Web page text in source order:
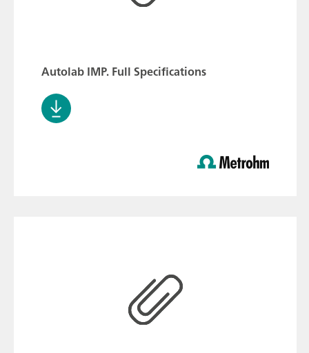
Autolab IMP. Full Specifications